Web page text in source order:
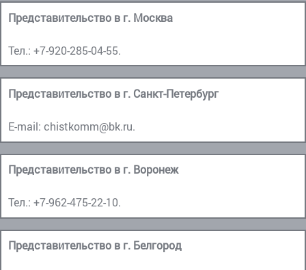
Представительство в г. Москва
Тел.: +7-920-285-04-55.
Представительство в г. Санкт-Петербург
E-mail: chistkomm@bk.ru.
Представительство в г. Воронеж
Тел.: +7-962-475-22-10.
Представительство в г. Белгород